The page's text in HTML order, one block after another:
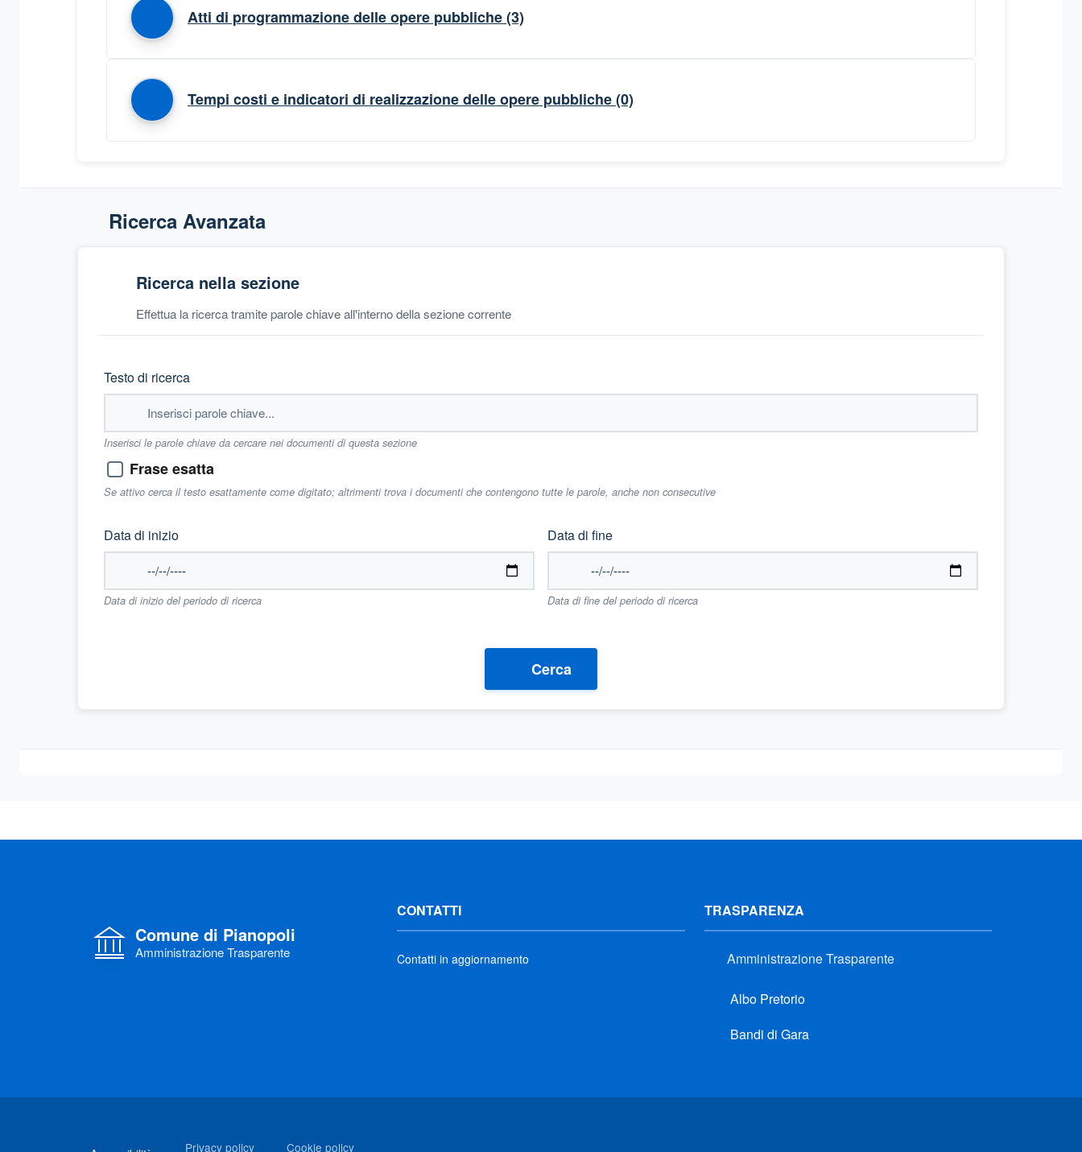
Atti di programmazione delle opere pubbliche(3)
Tempi costi e indicatori di realizzazione delle opere pubbliche(0)
Ricerca Avanzata
Ricerca nella sezione
Effettua la ricerca tramite parole chiave all'interno della sezione corrente
Testo di ricerca
Inserisci le parole chiave da cercare nei documenti di questa sezione
Frase esatta
Se attivo cerca il testo esattamente come digitato; altrimenti trova i documenti che contengono tutte le parole, anche non consecutive
Data di inizio
Data di inizio del periodo di ricerca
Data di fine
Data di fine del periodo di ricerca
Cerca
Comune di Pianopoli
Amministrazione Trasparente
CONTATTI
Contatti in aggiornamento
TRASPARENZA
Amministrazione Trasparente
Albo Pretorio
Bandi di Gara
Privacy policy Cookie policy